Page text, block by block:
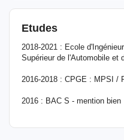
Etudes
2018-2021 : Ecole
Supérieur de l'Automobile et
2016-2018 : CPGE : MPSI /
2016 : BAC S - mention bien